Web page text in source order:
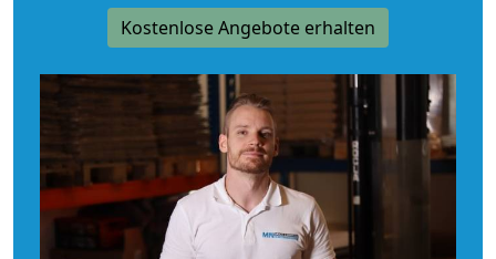
Kostenlose Angebote erhalten